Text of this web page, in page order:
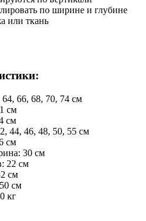
по ширине и глубине
или ткань
66, 68, 70, 74 см
см
см
44, 46, 48, 50, 55 см
см
30 см
22 см
см
см
кг